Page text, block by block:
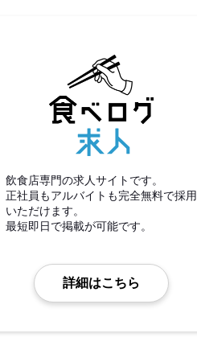
飲食店専門の求人サイトです。
正社員もアルバイトも完全無料で採用
いただけます。
最短即日で掲載が可能です。
詳細はこちら